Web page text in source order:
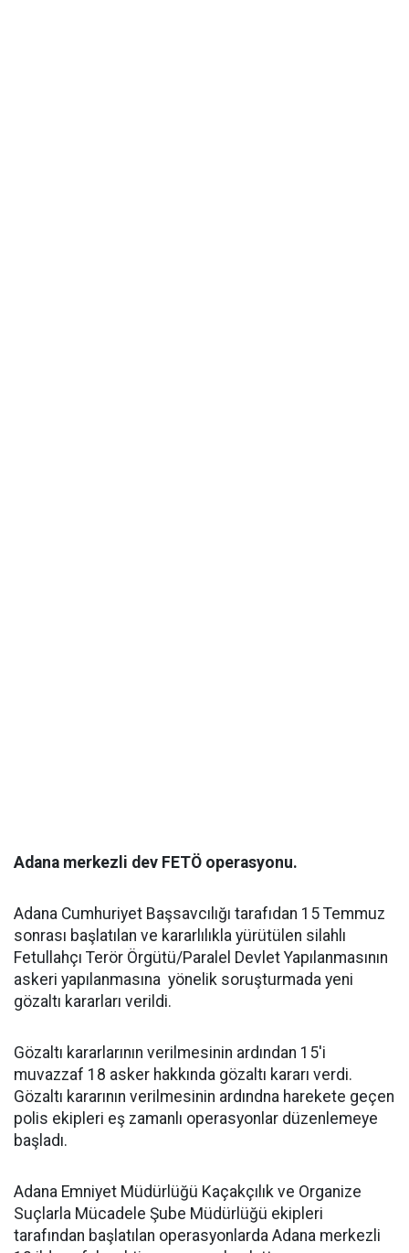
Adana merkezli dev FETÖ operasyonu.
Adana Cumhuriyet Başsavcılığı tarafıdan 15 Temmuz
sonrası başlatılan ve kararlılıkla yürütülen silahlı
Fetullahçı Terör Örgütü/Paralel Devlet Yapılanmasının
askeri yapılanmasına yönelik soruşturmada yeni
gözaltı kararları verildi.
Gözaltı kararlarının verilmesinin ardından 15'i
muvazzaf 18 asker hakkında gözaltı kararı verdi.
Gözaltı kararının verilmesinin ardındna harekete geçen
polis ekipleri eş zamanlı operasyonlar düzenlemeye
başladı.
Adana Emniyet Müdürlüğü Kaçakçılık ve Organize
Suçlarla Mücadele Şube Müdürlüğü ekipleri
tarafından başlatılan operasyonlarda Adana merkezli